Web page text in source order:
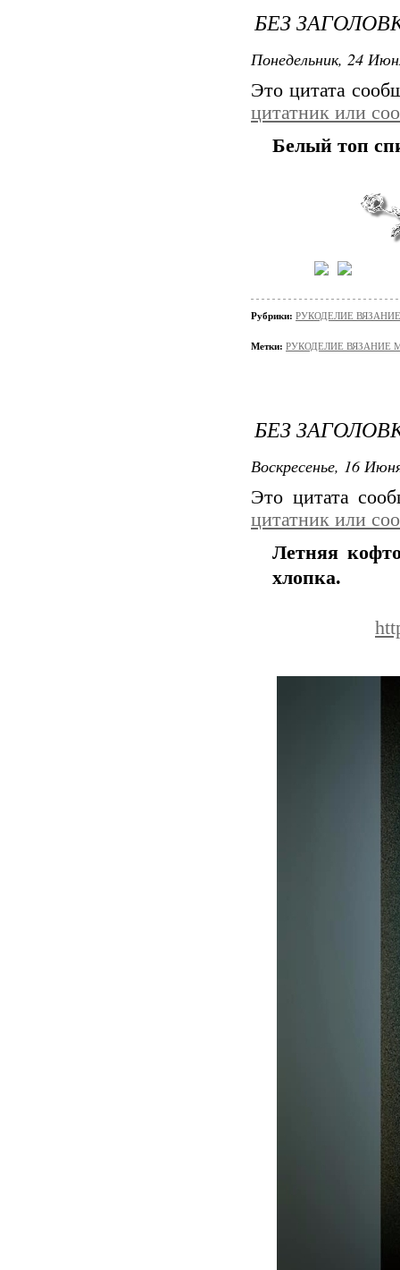
БЕЗ
Понедельник, 24
Это цитата
цитатник или
Белый топ
Рубрики: РУКОДЕЛИЕ
Метки: РУКОДЕЛИЕ ВЯЗАНИЕ
БЕЗ
Воскресенье, 16
Это цитата
цитатник или
Летняя
хлопка.